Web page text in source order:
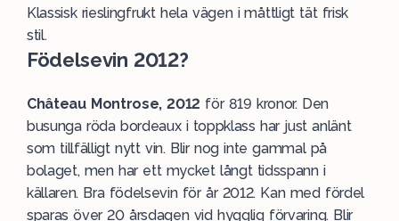
Klassisk rieslingfrukt hela vägen i måttligt tät frisk
stil.
Födelsevin 2012?
Château Montrose, 2012 för 819 kronor. Den
busunga röda bordeaux i toppklass har just anlänt
som tillfälligt nytt vin. Blir nog inte gammal på
bolaget, men har ett mycket långt tidsspann i
källaren. Bra födelsevin för år 2012. Kan med fördel
sparas över 20 årsdagen vid hygglig förvaring. Blir